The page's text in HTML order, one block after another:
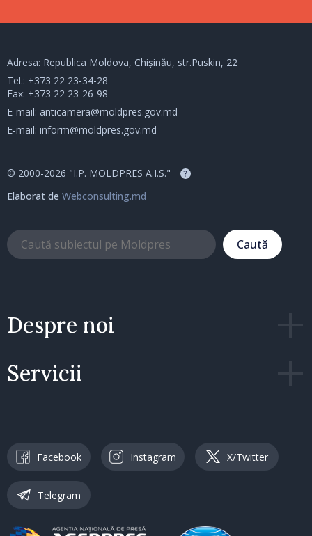
Despre noi
Servicii
Adresa: Republica Moldova, Chișinău, str.Puskin, 22
Tel.: +373 22 23-34-28
Fax: +373 22 23-26-98
E-mail: anticamera@moldpres.gov.md
E-mail: inform@moldpres.gov.md
© 2000-2026 "I.P. MOLDPRES A.I.S." ?
Elaborat de Webconsulting.md
Caută
Facebook Instagram X/Twitter
Telegram